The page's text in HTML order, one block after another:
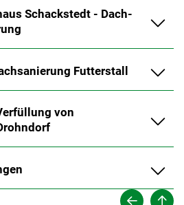
Schackstedt - Dach-
Futterstall
von